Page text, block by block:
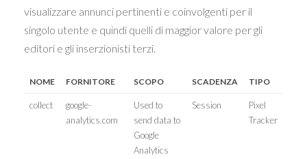
visualizzare annunci pertinenti e coinvolgenti per il
singolo utente e quindi quelli di maggior valore per gli
editori e gli inserzionisti terzi.
NOME FORNITORE SCOPO SCADENZA TIPO
collect
google-
analytics.com
Used to
send data to
Google
Analytics
Session
Pixel
Tracker